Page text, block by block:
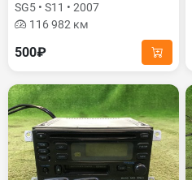
SG5 • S11 • 2007
116 982 км
500₽